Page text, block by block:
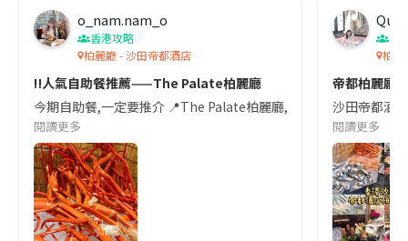
o_nam.nam_o
香港攻略
柏麗廳 - 沙田帝都酒店
‼️人氣自助餐推薦——The Palate柏麗廳
今期自助餐,一定要推介 📍The Palate柏麗廳,每晚7:30有新鮮的
閱讀更多
柏麗
帝都柏麗廳
沙田帝都酒
閱讀更多